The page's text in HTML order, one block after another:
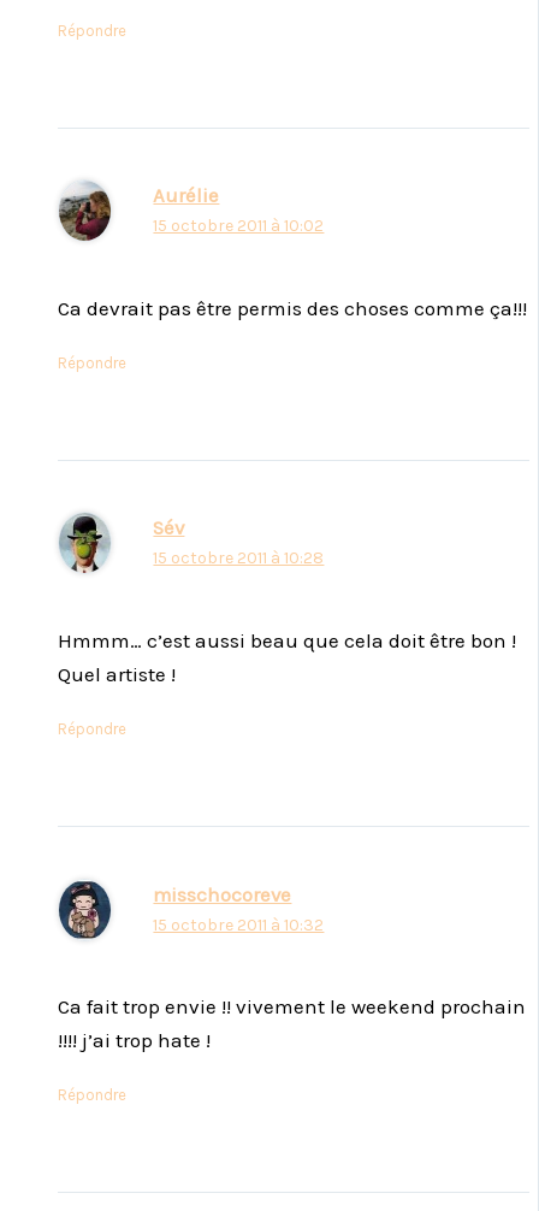
Répondre
Aurélie
15 octobre 2011 à 10:02
Ca devrait pas être permis des choses comme ça!!!
Répondre
Sév
15 octobre 2011 à 10:28
Hmmm… c’est aussi beau que cela doit être bon !
Quel artiste !
Répondre
misschocoreve
15 octobre 2011 à 10:32
Ca fait trop envie !! vivement le weekend prochain
!!!! j’ai trop hate !
Répondre